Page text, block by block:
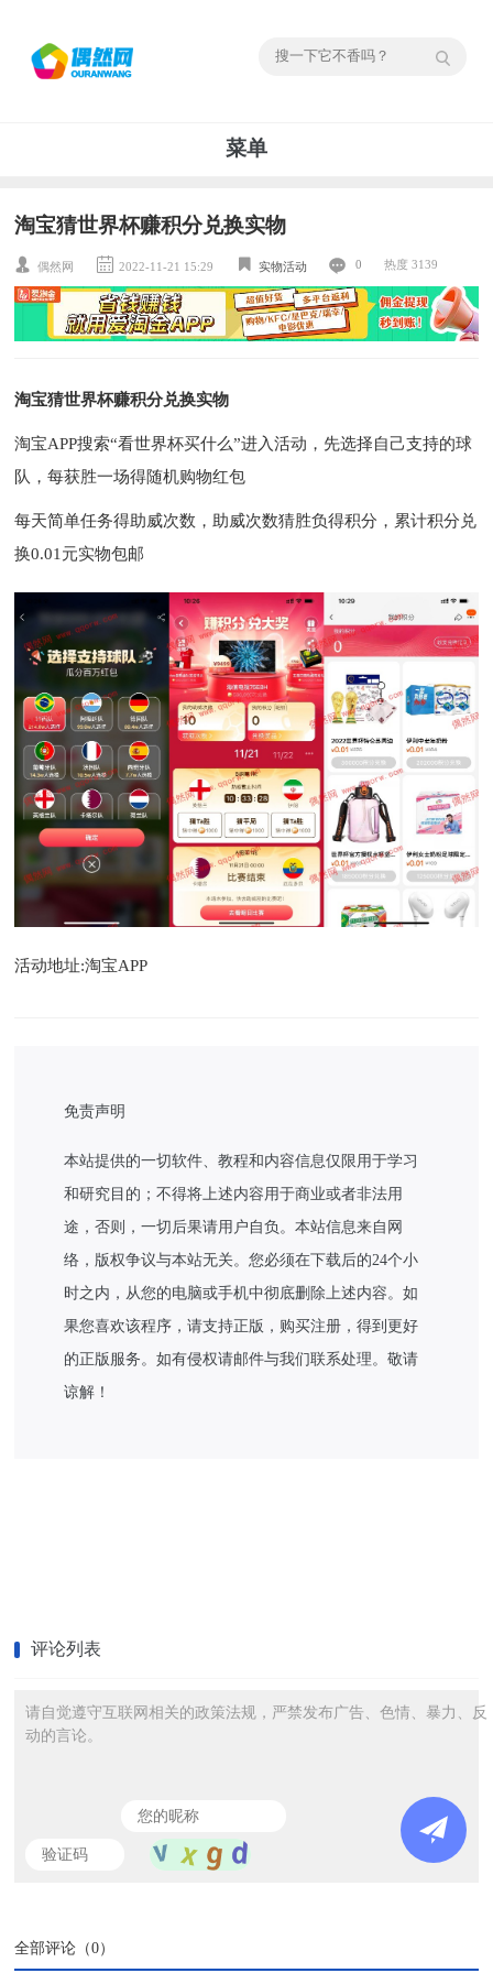
菜单
淘宝猜世界杯赚积分兑换实物
偶然网 2022-11-21 15:29 实物活动 0 热度 3139
淘宝猜世界杯赚积分兑换实物
淘宝APP搜索“看世界杯买什么”进入活动，先选择自己支持的球
队，每获胜一场得随机购物红包
每天简单任务得助威次数，助威次数猜胜负得积分，累计积分兑
换0.01元实物包邮
活动地址:淘宝APP
免责声明
本站提供的一切软件、教程和内容信息仅限用于学习
和研究目的；不得将上述内容用于商业或者非法用
途，否则，一切后果请用户自负。本站信息来自网
络，版权争议与本站无关。您必须在下载后的24个小
时之内，从您的电脑或手机中彻底删除上述内容。如
果您喜欢该程序，请支持正版，购买注册，得到更好
的正版服务。如有侵权请邮件与我们联系处理。敬请
谅解！
评论列表
请自觉遵守互联网相关的政策法规，严禁发布广告、色情、暴力、反
动的言论。
全部评论（0）